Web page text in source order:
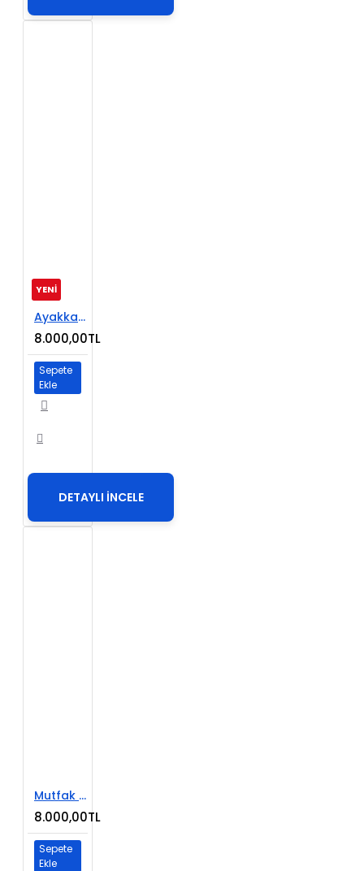
YENİ
Ayakkabı Satışı E-Ticaret Web Sitesi
8.000,00TL
Sepete
Ekle
DETAYLI İNCELE
Mutfak ve Banyo Dekorasyon Sitesi
8.000,00TL
Sepete
Ekle